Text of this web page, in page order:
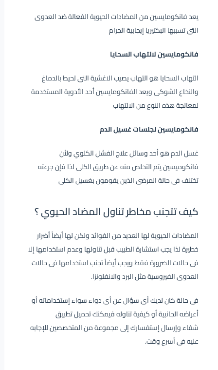
يعد فانكومايسين من المضادات الحيوية الفعالة ضد العدوى
التى تسببها البكتيريا إيجابية الجرام
فانكومايسين لالتهاب السحايا
التهاب السحايا هو التهاب يصيب الاغشية التى تحيط بالدماغ
والنخاع الشوكى ويعد الفانكومايسين أحد الأدوية المستخدمة
لمعالجة هذه النوع من الالتهاب
فانكومايسين لجلسات غسيل الدم
غسل الدم هو أحد وسائل علاج الفشل الكلوي ولأن
فانكوميسين يتم التخلص منه عن طريق الكلى لذا فإن جرعته
تختلف فى حالة المرضى الذين يقومون بغسيل الكلى
كيف تتجنب مخاطر تناول المضاد الحيوي ؟
المضادات الحيوية لها العديد من الفوائد ولكن لها أيضاً أضرار
خطيرة لذا يجب استشارة الطبيب قبل تناولها وعدم استخدامها إلا
فى حالات الضرورة فقط ويجب أيضاً تجنب استخدامها فى حالات
العدوى الفيروسية مثل البرد والانفلونزا.
فى حالة كان لديك أى سؤال عن أى دواء سواء إستخداماته أو
أعراضه الجانبية أو كيفية تناوله فيمكنك تحميل تطبيق
شفاء وإرسال إستفسارك إلى مجموعة من المتخصصين للإجابه
عليه فى أسرع وقت.